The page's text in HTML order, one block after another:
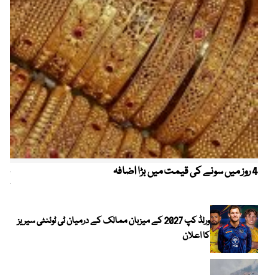
4 روز میں سونے کی قیمت میں بڑا اضافہ
ورلڈ کپ 2027 کے میزبان ممالک کے درمیان ٹی ٹوئنٹی سیریز
کا اعلان